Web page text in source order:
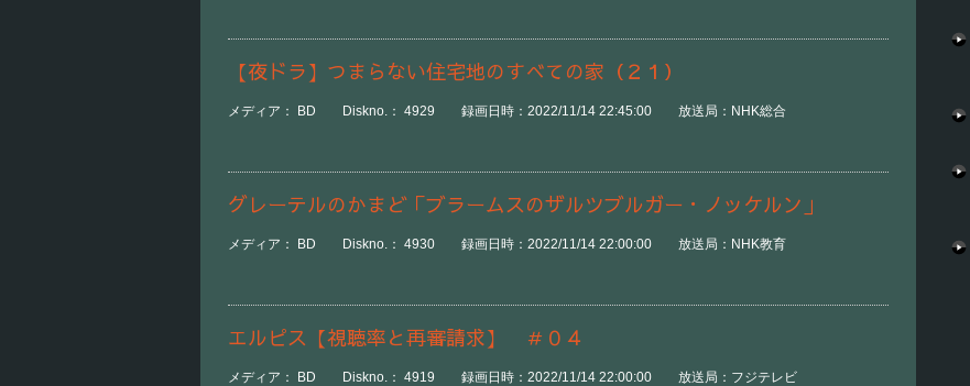
【夜ドラ】つまらない住宅地のすべての家（２１）
メディア： BD Diskno.： 4929 録画日時：2022/11/14 22:45:00 放送局：NHK総合
グレーテルのかまど「ブラームスのザルツブルガー・ノッケルン」
メディア： BD Diskno.： 4930 録画日時：2022/11/14 22:00:00 放送局：NHK教育
エルピス【視聴率と再審請求】 ＃０４
メディア： BD Diskno.： 4919 録画日時：2022/11/14 22:00:00 放送局：フジテレビ